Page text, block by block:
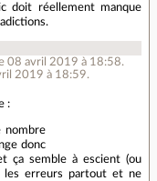
doit réellement manque
08 avril 2019 à 18:58.
2019 à 18:59.
:
nombre
donc
ça semble à escient (ou
les erreurs partout et ne